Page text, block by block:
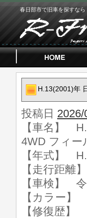
春日部市で旧車を探すなら
H.13(2001)年
投稿日 2026/
【車名】
4WD フィー
【年式】
【走行距離
【車検】
【カラー】
【修復歴】